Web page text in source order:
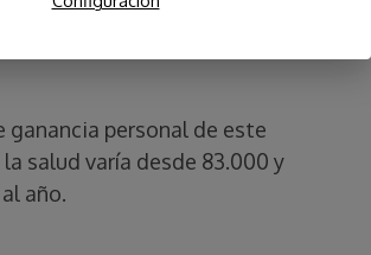
ganancia personal de este
salud varía desde 83.000 y
año.